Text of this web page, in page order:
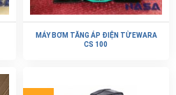
MÁY BƠM TĂNG ÁP ĐIỆN TỪ EWARA
CS 100